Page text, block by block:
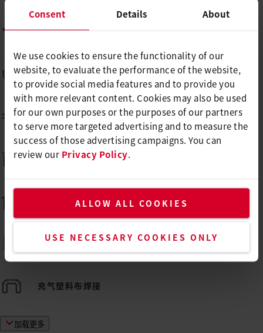
Consent Details About
We use cookies to ensure the functionality of our
website, to evaluate the performance of the website,
to provide social media features and to provide you
with more relevant content. Cookies may also be used
for our own purposes or the purposes of our partners
to serve more targeted advertising and to measure the
success of those advertising campaigns. You can
review our Privacy Policy.
ALLOW ALL COOKIES
USE NECESSARY COOKIES ONLY
遮阳篷和挡风板焊接
船艇建造和维修
电缆收缩
平顶膜焊接
箔片收缩
充气塑料布焊接
加载更多